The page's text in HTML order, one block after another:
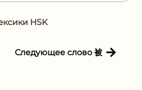
HSK
Следующее слово 被